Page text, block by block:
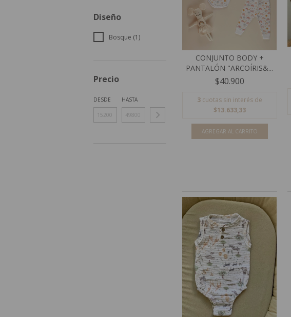
Diseño
Bosque (1)
Precio
DESDE HASTA
CONJUNTO BODY +
PANTALÓN "ARCOÍRIS&...
$40.900
3 cuotas sin interés de
$13.633,33
AGREGAR AL CARRITO